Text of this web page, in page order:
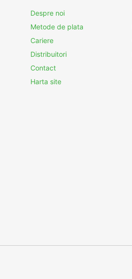
Despre noi
Metode de plata
Cariere
Distribuitori
Contact
Harta site